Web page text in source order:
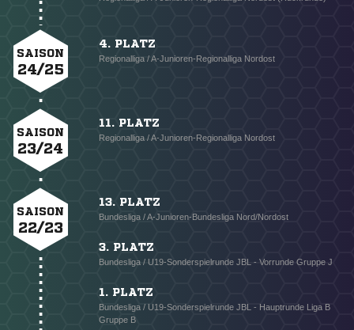
SAISON
24/25
4. PLATZ
Regionalliga / A-Junioren-Regionalliga Nordost
SAISON
23/24
11. PLATZ
Regionalliga / A-Junioren-Regionalliga Nordost
SAISON
22/23
13. PLATZ
Bundesliga / A-Junioren-Bundesliga Nord/Nordost
3. PLATZ
Bundesliga / U19-Sonderspielrunde JBL - Vorrunde Gruppe J
1. PLATZ
Bundesliga / U19-Sonderspielrunde JBL - Hauptrunde Liga B
Gruppe B